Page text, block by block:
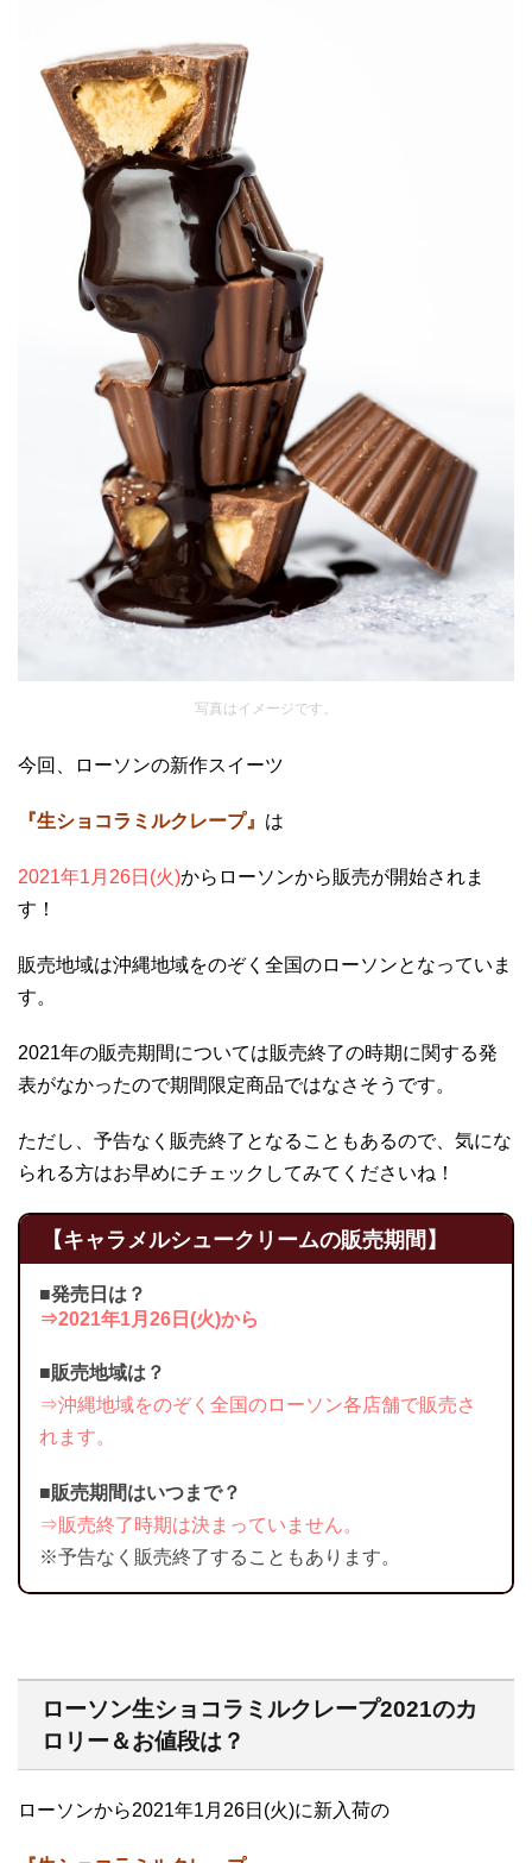
写真はイメージです。
今回、ローソンの新作スイーツ
『生ショコラミルクレープ』 は
2021年1月26日(火)からローソンから販売が開始されま
す！
販売地域は沖縄地域をのぞく全国のローソンとなっていま
す。
2021年の販売期間については販売終了の時期に関する発
表がなかったので期間限定商品ではなさそうです。
ただし、予告なく販売終了となることもあるので、気にな
られる方はお早めにチェックしてみてくださいね！
【キャラメルシュークリームの販売期間】
■発売日は？
⇒2021年1月26日(火)から
■販売地域は？
⇒沖縄地域をのぞく全国のローソン各店舗で販売さ
れます。
■販売期間はいつまで？
⇒販売終了時期は決まっていません。
※予告なく販売終了することもあります。
ローソン生ショコラミルクレープ2021のカ
ロリー＆お値段は？
ローソンから2021年1月26日(火)に新入荷の